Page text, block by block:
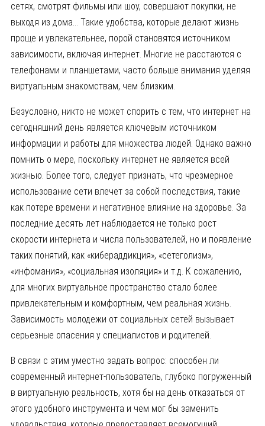
сетях, смотрят фильмы или шоу, совершают покупки, не
выходя из дома… Такие удобства, которые делают жизнь
проще и увлекательнее, порой становятся источником
зависимости, включая интернет. Многие не расстаются с
телефонами и планшетами, часто больше внимания уделяя
виртуальным знакомствам, чем близким.
Безусловно, никто не может спорить с тем, что интернет на
сегодняшний день является ключевым источником
информации и работы для множества людей. Однако важно
помнить о мере, поскольку интернет не является всей
жизнью. Более того, следует признать, что чрезмерное
использование сети влечет за собой последствия, такие
как потере времени и негативное влияние на здоровье. За
последние десять лет наблюдается не только рост
скорости интернета и числа пользователей, но и появление
таких понятий, как «кибераддикция», «сетеголизм»,
«инфомания», «социальная изоляция» и т.д. К сожалению,
для многих виртуальное пространство стало более
привлекательным и комфортным, чем реальная жизнь.
Зависимость молодежи от социальных сетей вызывает
серьезные опасения у специалистов и родителей.
В связи с этим уместно задать вопрос: способен ли
современный интернет-пользователь, глубоко погруженный
в виртуальную реальность, хотя бы на день отказаться от
этого удобного инструмента и чем мог бы заменить